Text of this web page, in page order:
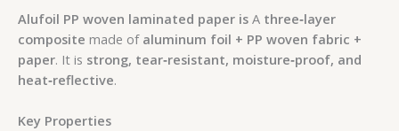
Alufoil PP woven laminated paper is A three‑layer
composite made of aluminum foil + PP woven fabric +
paper. It is strong, tear‑resistant, moisture‑proof, and
heat‑reflective.
Key Properties